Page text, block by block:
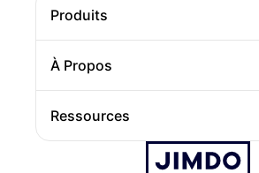
Produits
Site
E-boutique
Domaine personnalisé
À Propos
Notre histoire
Ressources